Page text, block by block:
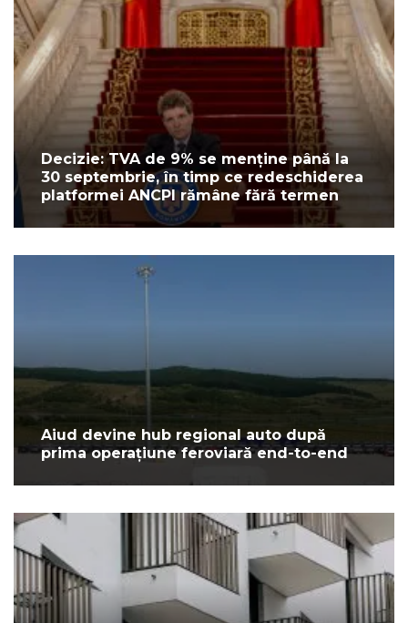
Decizie: TVA de 9% se menține până la
30 septembrie, în timp ce redeschiderea
platformei ANCPI rămâne fără termen
Aiud devine hub regional auto după
prima operațiune feroviară end-to-end